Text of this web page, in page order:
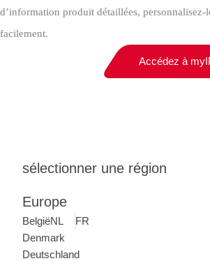
d’information produit détaillées, personnalisez-
facilement.
Accédez à
sélectionner une région
Europe
BelgiëNL
FR
Denmark
Deutschland